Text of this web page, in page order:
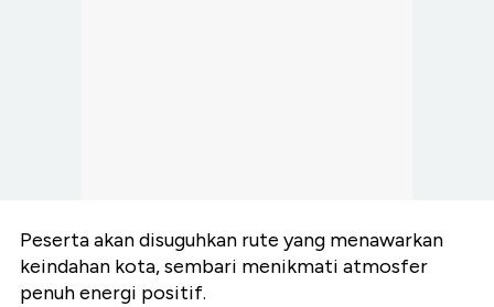
Peserta akan disuguhkan rute yang menawarkan
keindahan kota, sembari menikmati atmosfer
penuh energi positif.